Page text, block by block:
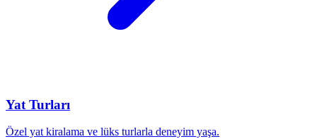
Yat Turları
Özel yat kiralama ve lüks turlarla deneyim yaşa.